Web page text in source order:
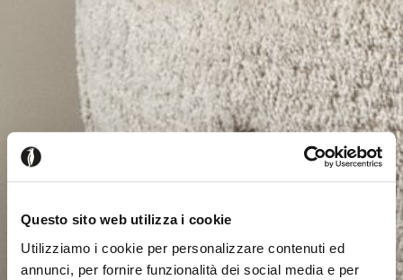
Questo sito web utilizza i cookie
Utilizziamo i cookie per personalizzare contenuti ed
annunci, per fornire funzionalità dei social media e per